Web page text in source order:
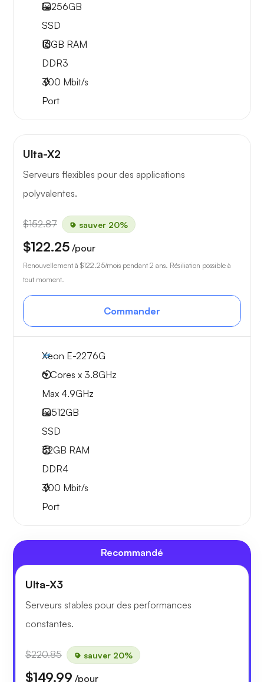
1x256GB
SSD
16GB RAM
DDR3
300 Mbit/s
Port
Ulta-X2
Serveurs flexibles pour des applications
polyvalentes.
$152.87 sauver 20%
$122.25 /pour
Renouvellement à $122.25/mois pendant 2 ans. Résiliation possible à
tout moment.
Commander
Xeon E-2276G
6 Cores x 3.8GHz
Max 4.9GHz
1x512GB
SSD
32GB RAM
DDR4
300 Mbit/s
Port
Recommandé
Ulta-X3
Serveurs stables pour des performances
constantes.
$220.85 sauver 20%
$149.99 /pour